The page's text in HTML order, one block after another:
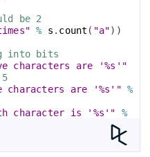
be 2
% s . count ( "a"))
into bits
characters are '%s'"
characters are '%s'" %
character is '%s'"
%